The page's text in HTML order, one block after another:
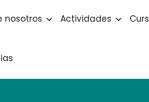
nosotros Actividades